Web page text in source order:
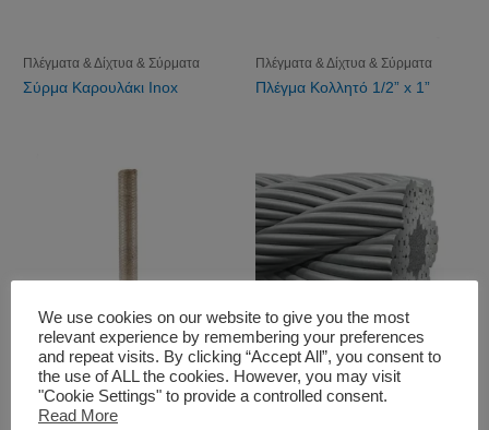
Πλέγματα & Δίχτυα & Σύρματα
Σύρμα Καρουλάκι Inox
Πλέγματα & Δίχτυα & Σύρματα
Πλέγμα Κολλητό 1/2” x 1”
Πλέγματα & Δίχτυα & Σύρματα
Σύρμα Εξάγωνο 1” 25m
Πλέγματα & Δίχτυα & Σύρματα
Συρματόσχοινο Γαλβανισμένο
We use cookies on our website to give you the most
relevant experience by remembering your preferences
and repeat visits. By clicking “Accept All”, you consent to
the use of ALL the cookies. However, you may visit
"Cookie Settings" to provide a controlled consent.
Read More